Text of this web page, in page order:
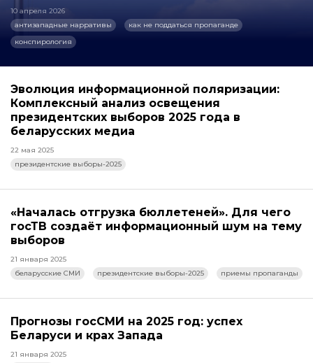
10 апреля 2026
антизападные нарративы
как не поддаться пропаганде
конспирология
Эволюция информационной поляризации:
Комплексный анализ освещения
президентских выборов 2025 года в
беларусских медиа
22 мая 2025
президентские выборы-2025
«Началась отгрузка бюллетеней». Для чего
госТВ создаёт информационный шум на тему
выборов
21 января 2025
беларусские СМИ
президентские выборы-2025 приемы пропаганды
Прогнозы госСМИ на 2025 год: успех
Беларуси и крах Запада
21 января 2025